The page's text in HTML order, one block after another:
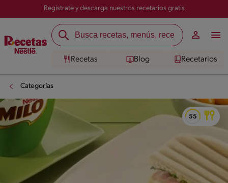
Registrate y descarga nuestros recetarios gratis
Recetas Blog Recetarios
Categorías